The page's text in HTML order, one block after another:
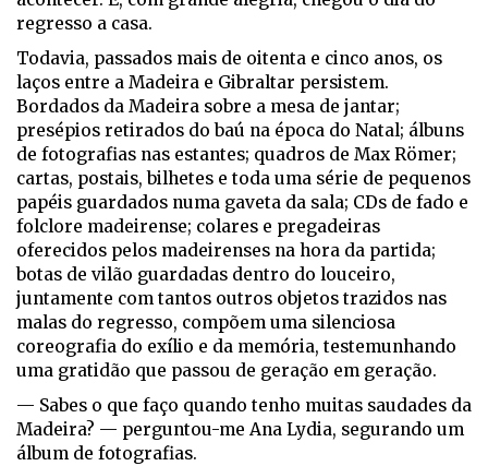
regresso a casa.
Todavia, passados mais de oitenta e cinco anos, os
laços entre a Madeira e Gibraltar persistem.
Bordados da Madeira sobre a mesa de jantar;
presépios retirados do baú na época do Natal; álbuns
de fotografias nas estantes; quadros de Max Römer;
cartas, postais, bilhetes e toda uma série de pequenos
papéis guardados numa gaveta da sala; CDs de fado e
folclore madeirense; colares e pregadeiras
oferecidos pelos madeirenses na hora da partida;
botas de vilão guardadas dentro do louceiro,
juntamente com tantos outros objetos trazidos nas
malas do regresso, compõem uma silenciosa
coreografia do exílio e da memória, testemunhando
uma gratidão que passou de geração em geração.
— Sabes o que faço quando tenho muitas saudades da
Madeira? — perguntou-me Ana Lydia, segurando um
álbum de fotografias.